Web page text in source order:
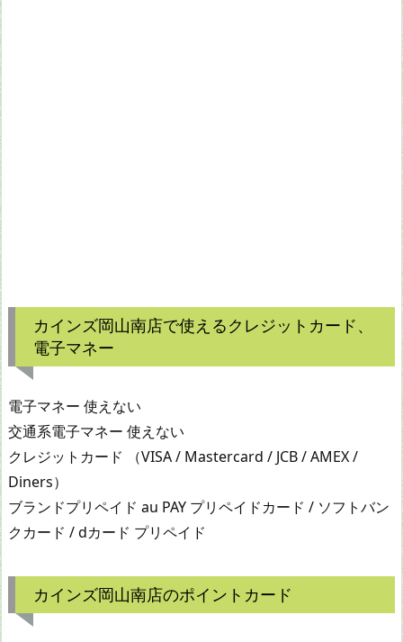
カインズ岡山南店で使えるクレジットカード、
電子マネー
電子マネー 使えない
交通系電子マネー 使えない
クレジットカード （VISA / Mastercard / JCB / AMEX /
Diners）
ブランドプリペイド au PAY プリペイドカード / ソフトバン
クカード / dカード プリペイド
カインズ岡山南店のポイントカード